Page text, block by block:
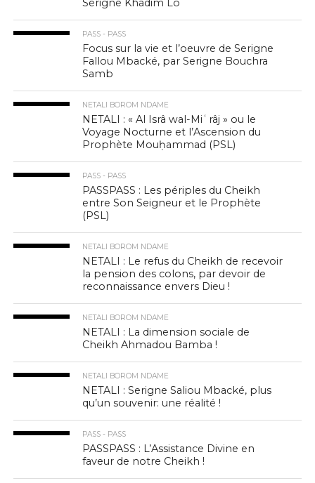
Serigne Khadim Lô
PASS - PASS
Focus sur la vie et l’oeuvre de Serigne
Fallou Mbacké, par Serigne Bouchra
Samb
NETALI BOROM NDAME
NETALI : « Al Isrâ wal-Miʿrâj » ou le
Voyage Nocturne et l’Ascension du
Prophète Mouḥammad (PSL)
PASS - PASS
PASSPASS : Les périples du Cheikh
entre Son Seigneur et le Prophète
(PSL)
NETALI BOROM NDAME
NETALI : Le refus du Cheikh de recevoir
la pension des colons, par devoir de
reconnaissance envers Dieu !
NETALI BOROM NDAME
NETALI : La dimension sociale de
Cheikh Ahmadou Bamba !
NETALI BOROM NDAME
NETALI : Serigne Saliou Mbacké, plus
qu’un souvenir: une réalité !
PASS - PASS
PASSPASS : L’Assistance Divine en
faveur de notre Cheikh !